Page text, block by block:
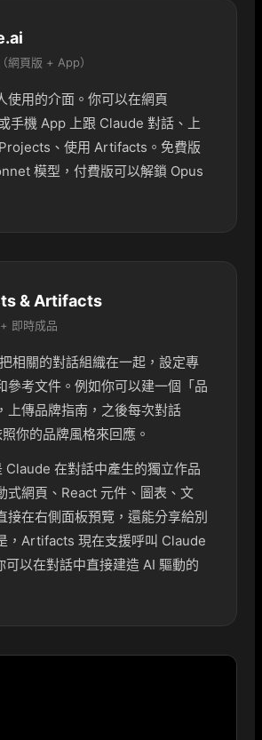
網頁版 + App）
使用的介面。你可以在網頁
手機 App 上跟 Claude 對話、上
、使用 Artifacts。免費版
模型，付費版可以解鎖 Opus
& Artifacts
即時成品
相關的對話組織在一起，設定專
參考文件。例如你可以建一個「品
上傳品牌指南，之後每次對話
你的品牌風格來回應。
Claude 在對話中產生的獨立作品
網頁、React 元件、圖表、文
接在右側面板預覽，還能分享給別
，Artifacts 現在支援呼叫 Claude
可以在對話中直接建造 AI 驅動的